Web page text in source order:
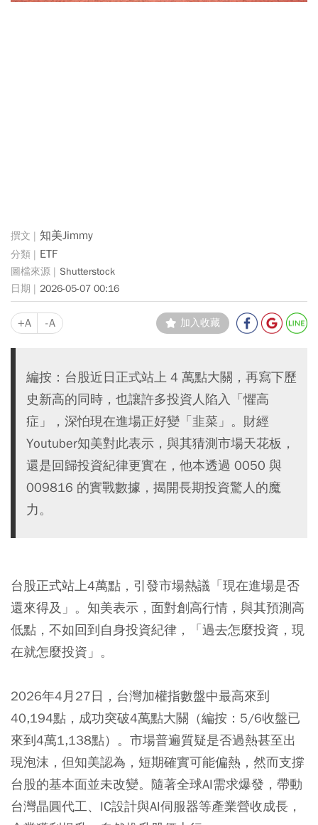
知美Jimmy
ETF
Shutterstock
2026-05-07 00:16
+A -A 加入收藏
編按：台股近日正式站上 4 萬點大關，再寫下歷
史新高的同時，也讓許多投資人陷入「懼高
症」，深怕現在進場正好變「韭菜」。財經
Youtuber知美對此表示，與其猜測市場天花板，
還是回歸投資紀律更實在，他本透過 0050 與
009816 的實戰數據，揭開長期投資驚人的魔
力。
台股正式站上4萬點，引發市場熱議「現在進場是否
還來得及」。知美表示，面對創高行情，與其預測高
低點，不如回到自身投資紀律，「過去怎麼投資，現
在就怎麼投資」。
2026年4月27日， 台灣加權指數盤中最高來到
40,194點，成功突破4萬點大關（編按：5/6收盤已
來到4萬1,138點）。市場普遍質疑是否過熱甚至出
現泡沫，但知美認為，短期確實可能偏熱，然而支撐
台股的基本面並未改變。隨著全球AI需求爆發，帶動
台灣晶圓代工、IC設計與AI伺服器等產業營收成長，